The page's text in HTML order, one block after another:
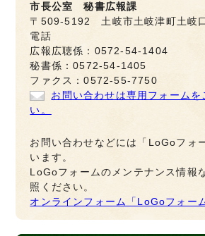
市長公室 秘書広報課
〒509-5192 土岐市土岐津町土岐
電話
広報広聴係：0572-54-1404
秘書係：0572-54-1405
ファクス：0572-55-7750
お問い合わせは専用フォームを
い。
お問い合わせなどには「LoGoフォ
います。
LoGoフォームのメンテナンス情報
照ください。
オンラインフォーム「LoGoフォー